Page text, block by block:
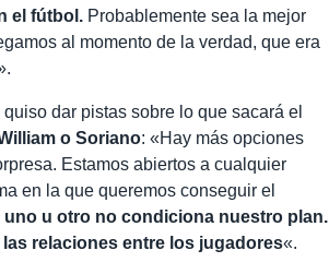
el fútbol. Probablemente sea la mejor
al momento de la verdad, que era
dar pistas sobre lo que sacará el
o Soriano: «Hay más opciones
Estamos abiertos a cualquier
en la que queremos conseguir el
uno u otro no condiciona nuestro plan.
relaciones entre los jugadores«.